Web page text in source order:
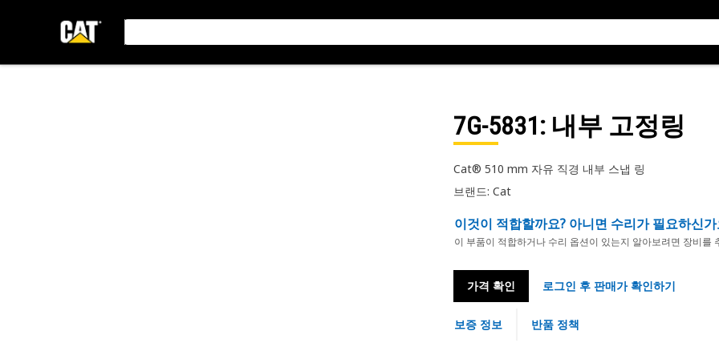
7G-5831: 내부 고정링
Cat® 510 mm 자유 직경 내부 스냅 링
브랜드: Cat
이것이 적합할까요? 아니면 수리가 필요하신가
이 부품이 적합하거나 수리 옵션이 있는지 알아보려면 장비를
가격 확인 로그인 후 판매가 확인하기
보증 정보 반품 정책